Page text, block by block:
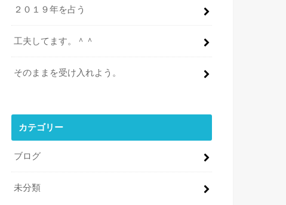
２０１９年を占う
工夫してます。＾＾
そのままを受け入れよう。
カテゴリー
ブログ
未分類